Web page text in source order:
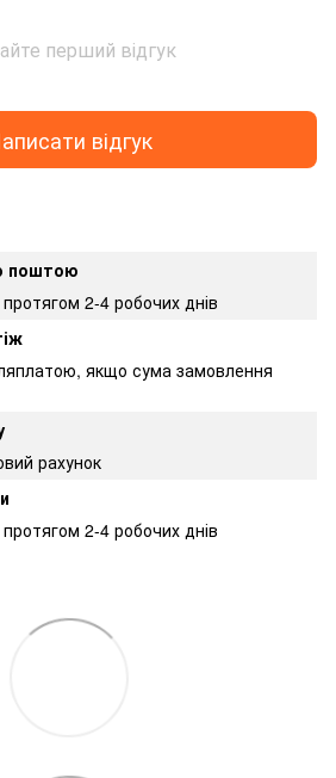
перший відгук
відгук
поштою
2-4 робочих днів
якщо сума замовлення
рахунок
2-4 робочих днів